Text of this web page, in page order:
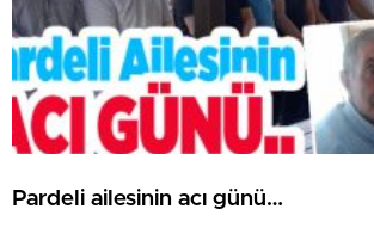
Pardeli ailesinin acı günü…